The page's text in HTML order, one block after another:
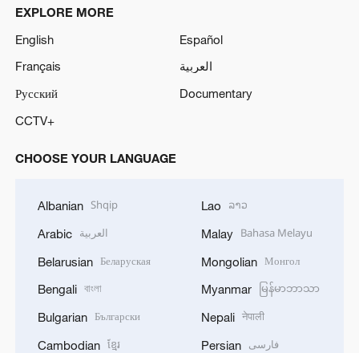
EXPLORE MORE
English
Español
Français
العربية
Русский
Documentary
CCTV+
CHOOSE YOUR LANGUAGE
Albanian Shqip
Arabic العربية
Belarusian Беларуская
Bengali বাংলা
Bulgarian Български
Cambodian ខ្មែរ
Lao ລາວ
Malay Bahasa Melayu
Mongolian Монгол
Myanmar မြန်မာဘာသာ
Nepali नेपाली
Persian فارسی